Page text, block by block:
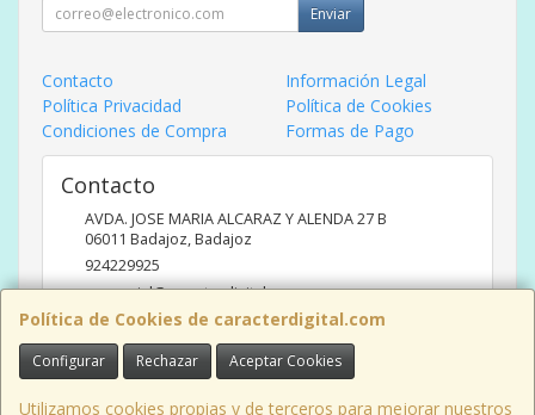
Política de Cookies de caracterdigital.com
Configurar Rechazar Aceptar Cookies
Utilizamos cookies propias y de terceros para mejorar nuestros
Enviar
Contacto
Información Legal
Política Privacidad
Política de Cookies
Condiciones de Compra
Formas de Pago
Contacto
AVDA. JOSE MARIA ALCARAZ Y ALENDA 27 B
06011 Badajoz,Badajoz
924229925
comercial@caracterdigital.com
Horario
DE 10 A 14 HORAS DE MAÑANA, 17 A 20:30 HORAS TARDES